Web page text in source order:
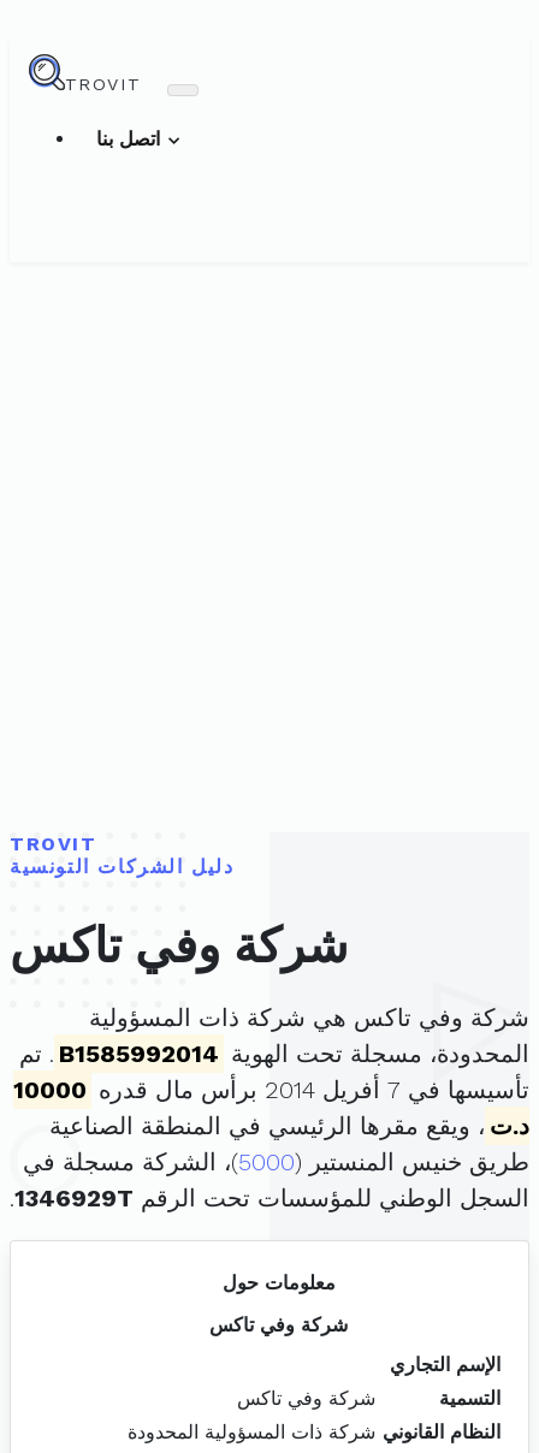
TROVIT
TROVIT
دليل الشركات التونسية
شركة وفي تاكس
شركة وفي تاكس هي شركة ذات المسؤولية
المحدودة، مسجلة تحت الهوية B1585992014 . تم
تأسيسها في 7 أفريل 2014 برأس مال قدره
10000
د.ت ، ويقع مقرها الرئيسي في المنطقة الصناعية
طريق خنيس المنستير (5000)، الشركة مسجلة في
السجل الوطني للمؤسسات تحت الرقم 1346929T
.
معلومات حول
شركة وفي تاكس
الإسم التجاري
التسمية
شركة وفي تاكس
النظام القانوني شركة ذات المسؤولية المحدودة